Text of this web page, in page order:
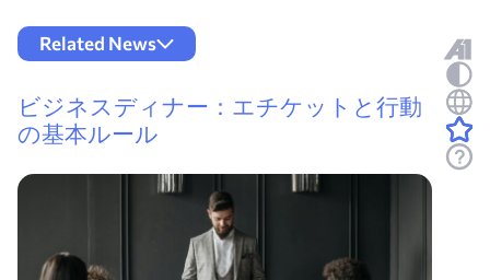
Related News
ビジネスディナー：エチケットと行動
の基本ルール